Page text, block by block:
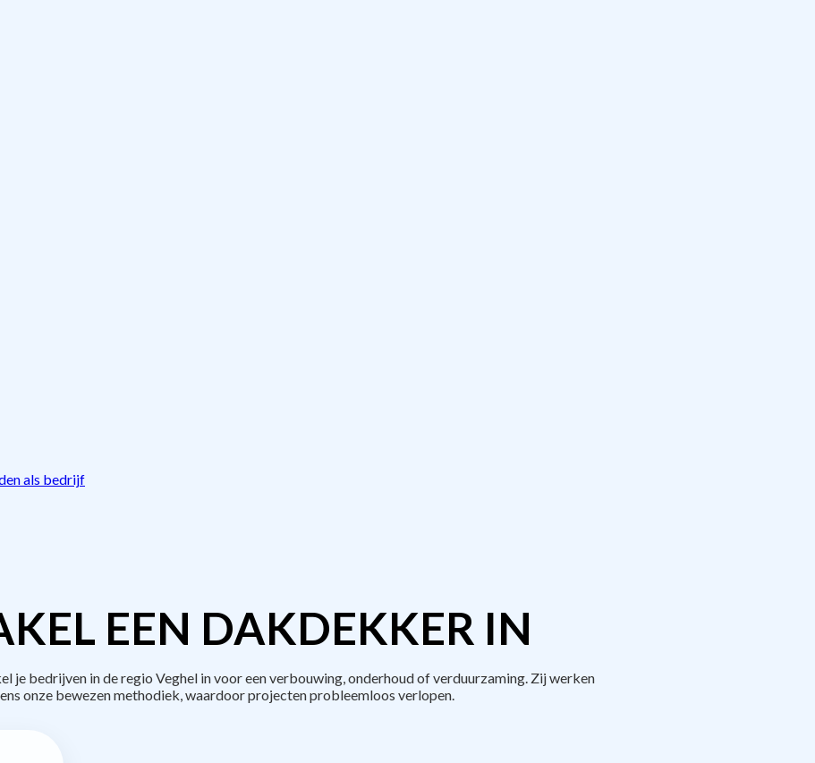
als bedrijf
EEN DAKDEKKER IN
je bedrijven in de regio Veghel in voor een verbouwing, onderhoud of verduurzaming. Zij werken
onze bewezen methodiek, waardoor projecten probleemloos verlopen.